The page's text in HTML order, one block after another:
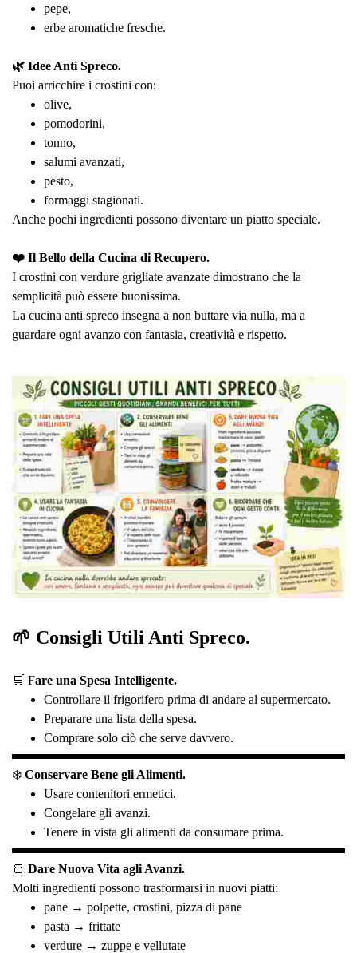
pepe,
erbe aromatiche fresche.
🌿 Idee Anti Spreco.
Puoi arricchire i crostini con:
olive,
pomodorini,
tonno,
salumi avanzati,
pesto,
formaggi stagionati.
Anche pochi ingredienti possono diventare un piatto speciale.
❤️ Il Bello della Cucina di Recupero.
I crostini con verdure grigliate avanzate dimostrano che la
semplicità può essere buonissima.
La cucina anti spreco insegna a non buttare via nulla, ma a
guardare ogni avanzo con fantasia, creatività e rispetto.
🌱 Consigli Utili Anti Spreco.
🛒 Fare una Spesa Intelligente.
Controllare il frigorifero prima di andare al supermercato.
Preparare una lista della spesa.
Comprare solo ciò che serve davvero.
❄️ Conservare Bene gli Alimenti.
Usare contenitori ermetici.
Congelare gli avanzi.
Tenere in vista gli alimenti da consumare prima.
🍞 Dare Nuova Vita agli Avanzi.
Molti ingredienti possono trasformarsi in nuovi piatti:
pane → polpette, crostini, pizza di pane
pasta → frittate
verdure → zuppe e vellutate